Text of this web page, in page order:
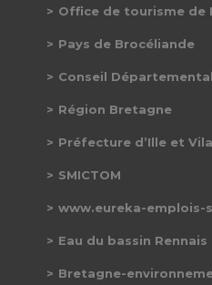
Office de tourisme de
Pays de Brocéliande
Conseil
Région Bretagne
Préfecture d’Ille et
SMICTOM
www.eureka-emplois-
Eau du bassin Rennais
Bretagne-